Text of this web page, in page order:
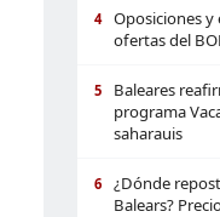
4
Oposiciones
ofertas del
5
Baleares
programa
saharauis
6
¿Dónde
Balears?